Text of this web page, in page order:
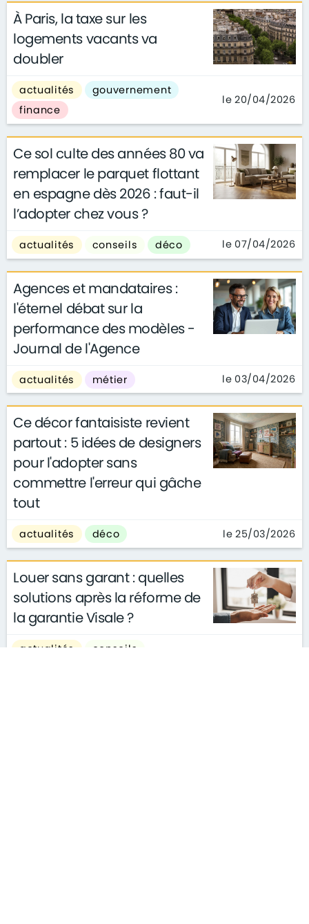
À Paris, la taxe sur les
logements vacants va
doubler
actualités
gouvernement
finance
le 20/04/2026
Ce sol culte des années 80 va
remplacer le parquet flottant
en espagne dès 2026 : faut-il
l’adopter chez vous ?
actualités conseils déco le 07/04/2026
Agences et mandataires :
l'éternel débat sur la
performance des modèles -
Journal de l'Agence
actualités métier le 03/04/2026
Ce décor fantaisiste revient
partout : 5 idées de designers
pour l'adopter sans
commettre l'erreur qui gâche
tout
actualités déco le 25/03/2026
Louer sans garant : quelles
solutions après la réforme de
la garantie Visale ?
actualités
conseils